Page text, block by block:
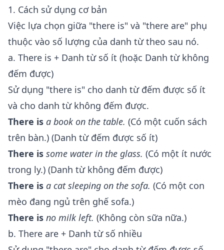
1. Cách sử dụng cơ bản
Việc lựa chọn giữa "there is" và "there are" phụ
thuộc vào số lượng của danh từ theo sau nó.
a. There is + Danh từ số ít (hoặc Danh từ không
đếm được)
Sử dụng "there is" cho danh từ đếm được số ít
và cho danh từ không đếm được.
There is a book on the table. (Có một cuốn sách
trên bàn.) (Danh từ đếm được số ít)
There is some water in the glass. (Có một ít nước
trong ly.) (Danh từ không đếm được)
There is a cat sleeping on the sofa. (Có một con
mèo đang ngủ trên ghế sofa.)
There is no milk left. (Không còn sữa nữa.)
b. There are + Danh từ số nhiều